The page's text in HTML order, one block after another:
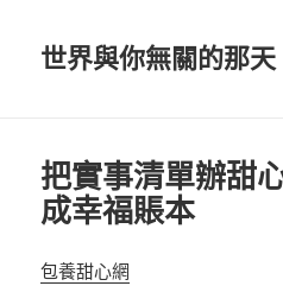
世界與你無關的那天
把實事清單辦甜
成幸福賬本
包養甜心網